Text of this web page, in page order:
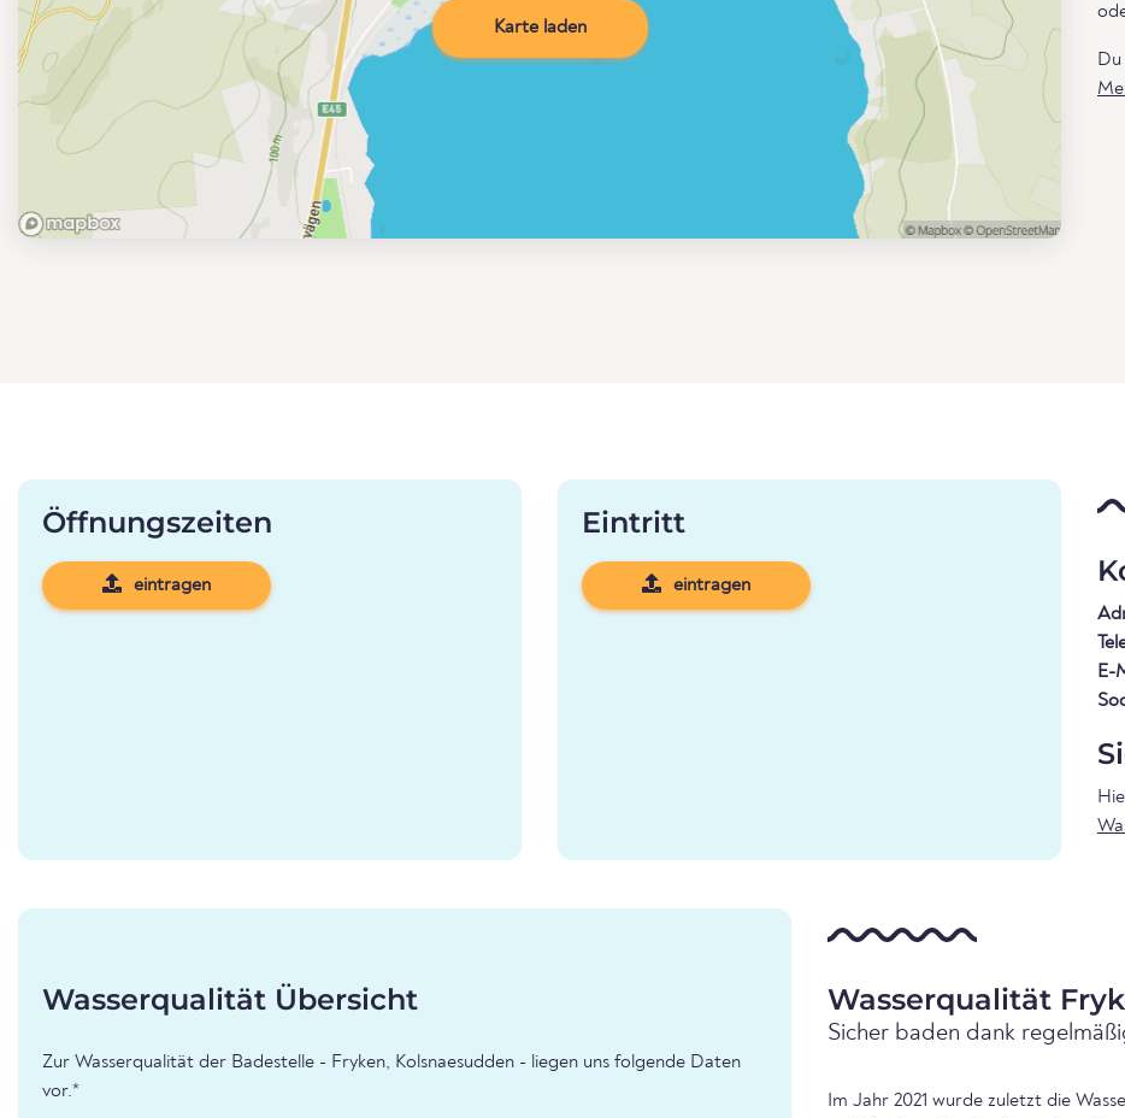
Karte laden
Öffnungszeiten
eintragen
Eintritt
eintragen
E-
Wasserqualität Übersicht
Zur Wasserqualität der Badestelle - Fryken, Kolsnaesudden - liegen uns folgende Daten
vor.*
Wasserqualität
Sicher baden dank
Im Jahr 2021 wurde zuletzt die